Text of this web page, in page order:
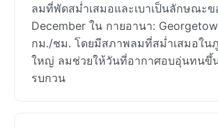
ลมที่พัดสม่ำเสมอและเบาเป็นลักษณะข
December ใน กายอานา:
กม./ชม. โดยมีสภาพลมที่สม่ำเสมอใน
ใหญ่ ลมช่วยให้วันที่อากาศอบอุ่นทนขึ้
รบกวน